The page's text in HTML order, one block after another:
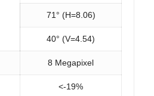
71° (H=8.06)
40° (V=4.54)
8 Megapixel
<-19%